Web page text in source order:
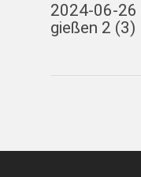
2024-06-26
gießen 2 (3)